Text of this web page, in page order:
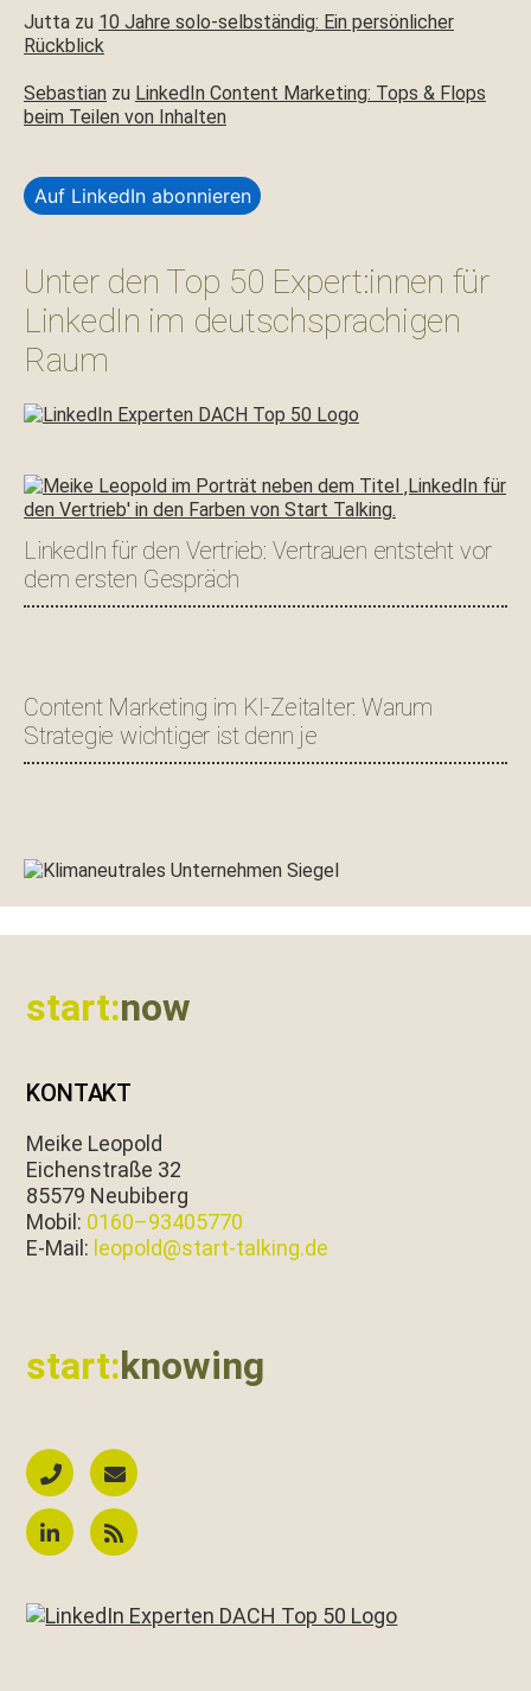
Jutta zu 10 Jahre solo-selbständig: Ein persönlicher
Rückblick
Sebastian zu LinkedIn Content Marketing: Tops & Flops
beim Teilen von Inhalten
Auf LinkedIn abonnieren
Unter den Top 50 Expert:innen für
LinkedIn im deutschsprachigen
Raum
LinkedIn für den Vertrieb: Vertrauen entsteht vor
dem ersten Gespräch
Content Marketing im KI-Zeitalter: Warum
Strategie wichtiger ist denn je
start:now
KONTAKT
Meike Leopold
Eichen­straße 32
85579 Neubiberg
Mobil: 0160–93405770
E‑Mail: leopold@start-talking.de
start:knowing